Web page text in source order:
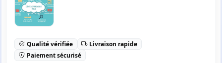
Qualité vérifiée
Livraison rapide
Paiement sécurisé